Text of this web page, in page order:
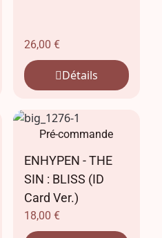
26,00 €
Détails
Pré-commande
ENHYPEN - THE
SIN : BLISS (ID
Card Ver.)
18,00 €